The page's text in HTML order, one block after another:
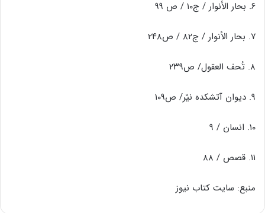
۶. بحار الأنوار / ج۱۰ / ص ۹۹
۷. بحار الأنوار / ج۸۲ / ص۲۴۸
۸. تُحف العقول/ ص۲۳۹
۹. دیوان آتشکده نیّر/ ص۱۰۹
۱۰. انسان / ۹
۱۱. قصص / ۸۸
منبع: سایت کتاب نیوز